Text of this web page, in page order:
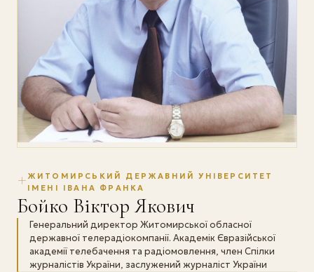
ЖИТОМИРСЬКИЙ ДЕРЖАВНИЙ УНІВЕРСИТЕТ
ІМЕНІ ІВАНА ФРАНКА
Бойко Віктор Якович
Генеральний директор Житомирської обласної
державної телерадіокомпанії. Академік Євразійської
академії телебачення та радіомовлення, член Спілки
журналістів України, заслужений журналіст України